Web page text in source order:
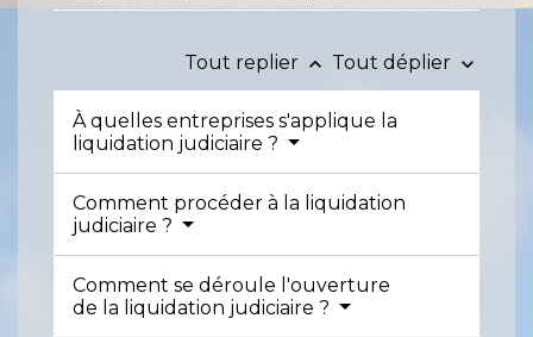
Tout replier keyboard_arrow_up Tout déplier keyboard_arrow_down
À quelles entreprises s'applique la
liquidation judiciaire ?
Comment procéder à la liquidation
judiciaire ?
Comment se déroule l'ouverture
de la liquidation judiciaire ?